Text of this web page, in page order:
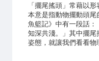
「擺尾搖頭」常藉以
本意是指動物擺動頭尾
魚籃記》中有一段話
知深共淺。」其中擺
姿態，就讓我們看看物